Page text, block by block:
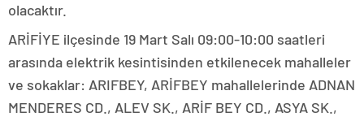
olacaktır.
ARİFİYE ilçesinde 19 Mart Salı 09:00-10:00 saatleri
arasında elektrik kesintisinden etkilenecek mahalleler
ve sokaklar: ARIFBEY, ARİFBEY mahallelerinde ADNAN
MENDERES CD., ALEV SK., ARİF BEY CD., ASYA SK.,